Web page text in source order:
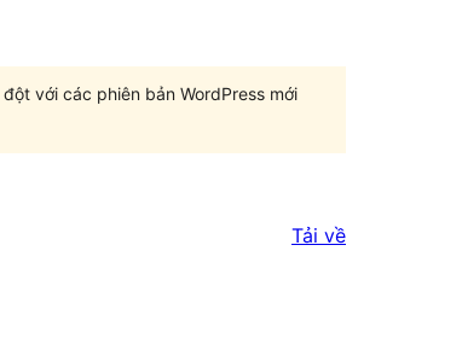
với các phiên bản WordPress mới
Tải về